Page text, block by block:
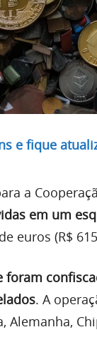
e fique
a
em um
euros (R$
foram
. A